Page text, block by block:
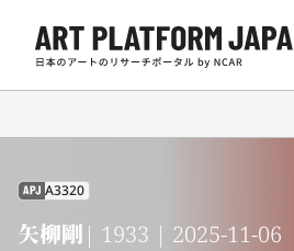
APJ A3320
矢柳剛 | 1933 | 2025-11-06